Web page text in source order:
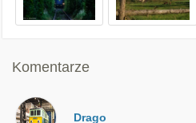
Komentarze
Drago